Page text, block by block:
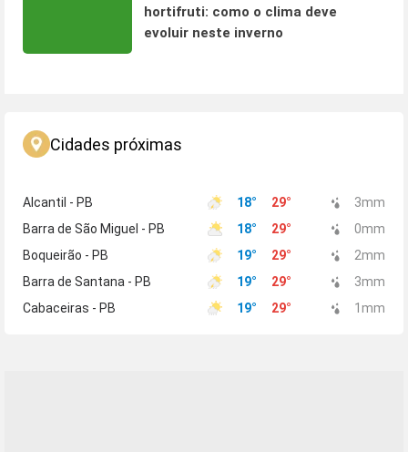
hortifruti: como o clima deve
evoluir neste inverno
Cidades próximas
Alcantil - PB 18° 29° 3mm
Barra de São Miguel - PB
18° 29° 0mm
Boqueirão - PB
19° 29° 2mm
Barra de Santana - PB
19° 29° 3mm
Cabaceiras - PB
19° 29° 1 mm